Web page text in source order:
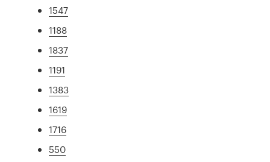
1547
1188
1837
1191
1383
1619
1716
550